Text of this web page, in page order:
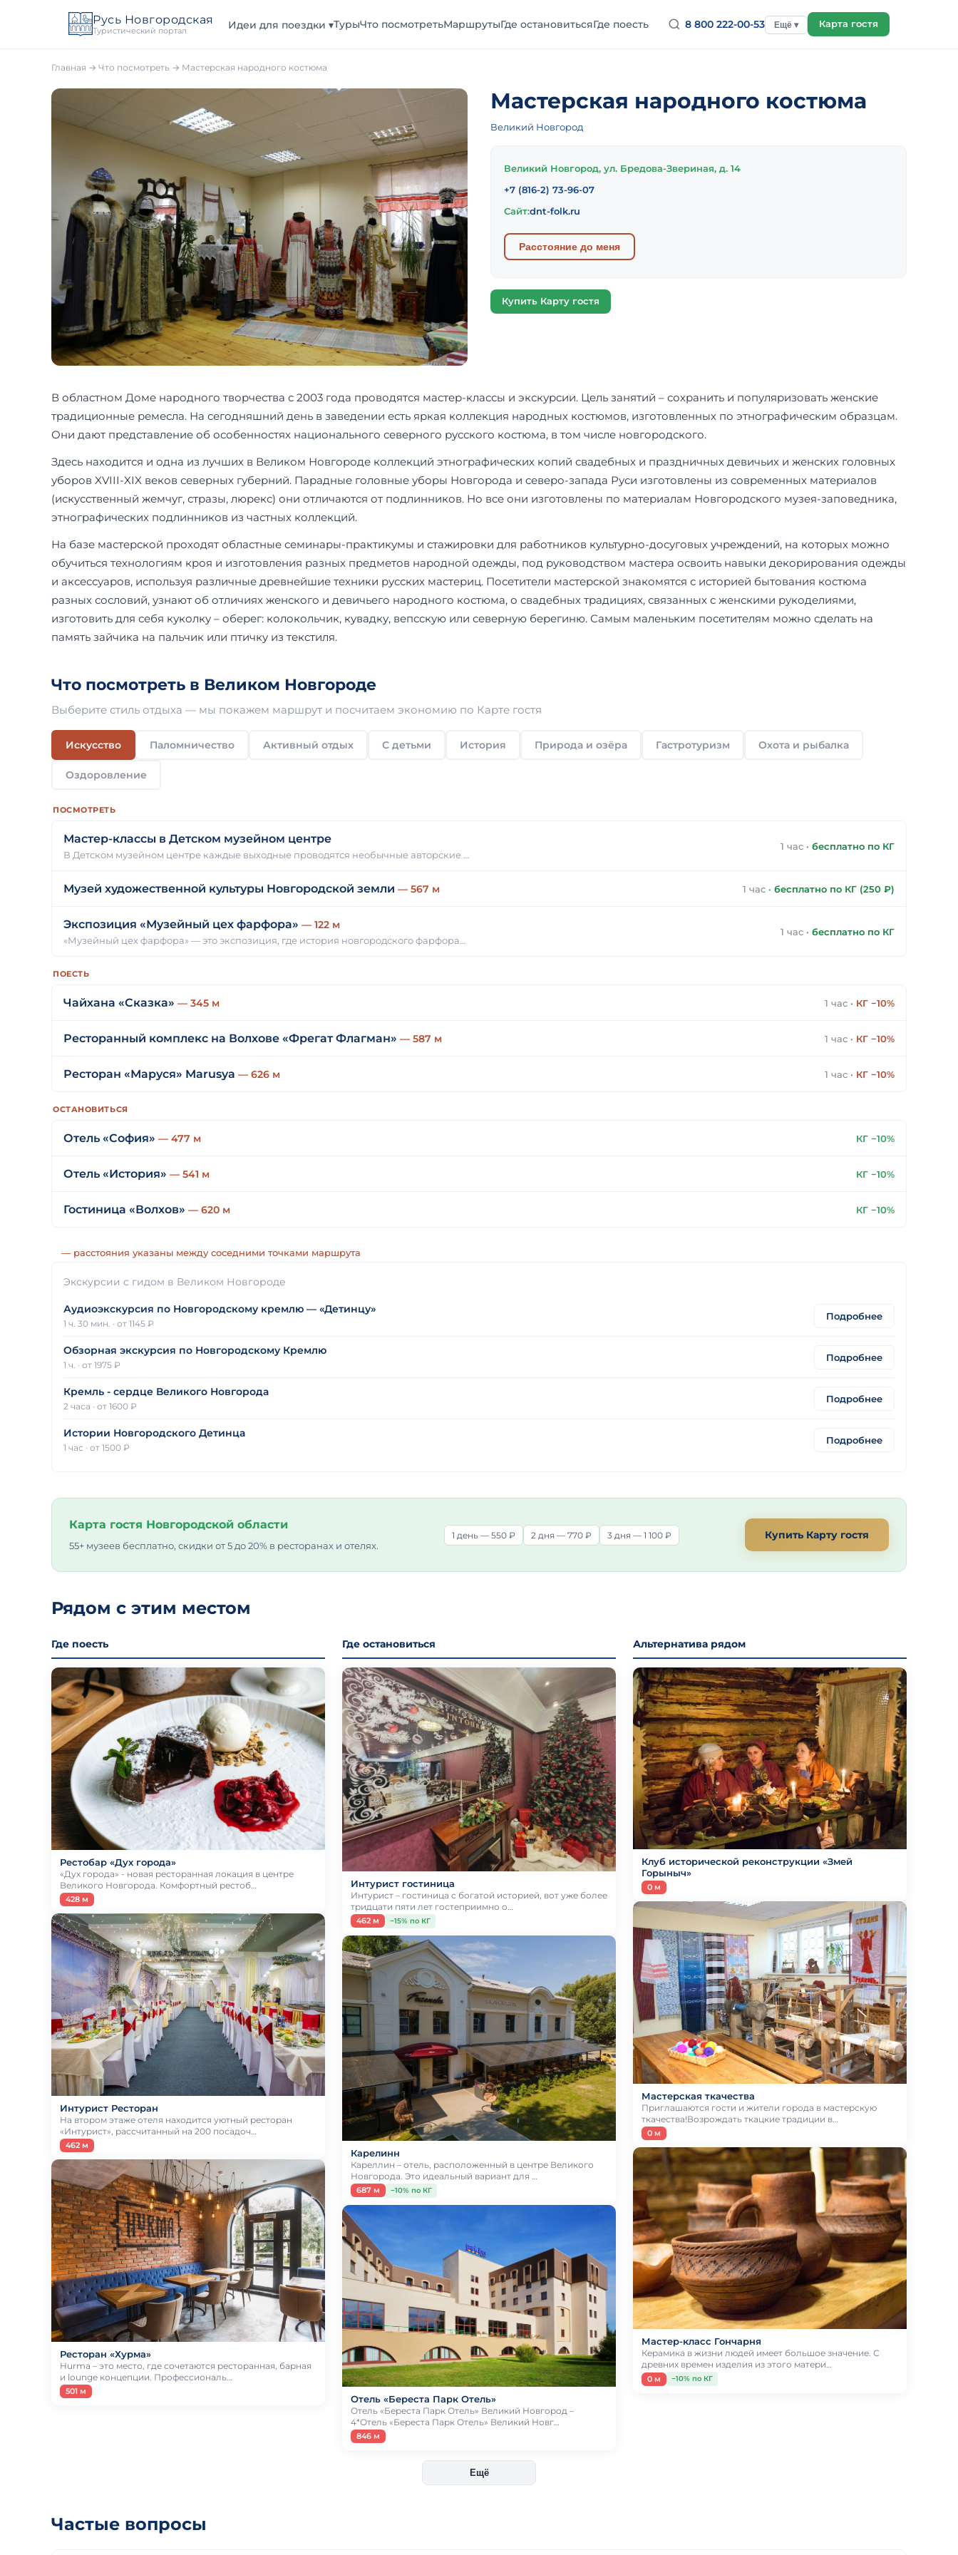
Русь Новгородская
Туристический портал
Идеи для поездки ▾ТурыЧто посмотретьМаршрутыГде остановитьсяГде поесть 8 800 222-00-53 Ещё ▾ Карта гостя
Главная → Что посмотреть → Мастерская народного костюма
Мастерская народного костюма
Великий Новгород
Великий Новгород, ул. Бредова-Звериная, д. 14
+7 (816-2) 73-96-07
Сайт:dnt-folk.ru
Расстояние до меня
Купить Карту гостя
В областном Доме народного творчества с 2003 года проводятся мастер-классы и экскурсии. Цель занятий – сохранить и популяризовать женские
традиционные ремесла. На сегодняшний день в заведении есть яркая коллекция народных костюмов, изготовленных по этнографическим образцам.
Они дают представление об особенностях национального северного русского костюма, в том числе новгородского.
Здесь находится и одна из лучших в Великом Новгороде коллекций этнографических копий свадебных и праздничных девичьих и женских головных
уборов XVIII-XIX веков северных губерний. Парадные головные уборы Новгорода и северо-запада Руси изготовлены из современных материалов
(искусственный жемчуг, стразы, люрекс) они отличаются от подлинников. Но все они изготовлены по материалам Новгородского музея-заповедника,
этнографических подлинников из частных коллекций.
На базе мастерской проходят областные семинары-практикумы и стажировки для работников культурно-досуговых учреждений, на которых можно
обучиться технологиям кроя и изготовления разных предметов народной одежды, под руководством мастера освоить навыки декорирования одежды
и аксессуаров, используя различные древнейшие техники русских мастериц. Посетители мастерской знакомятся с историей бытования костюма
разных сословий, узнают об отличиях женского и девичьего народного костюма, о свадебных традициях, связанных с женскими рукоделиями,
изготовить для себя куколку – оберег: колокольчик, кувадку, вепсскую или северную берегиню. Самым маленьким посетителям можно сделать на
память зайчика на пальчик или птичку из текстиля.
Что посмотреть в Великом Новгороде
Выберите стиль отдыха — мы покажем маршрут и посчитаем экономию по Карте гостя
Искусство Паломничество Активный отдых С детьми История Природа и озёра Гастротуризм Охота и рыбалка
Оздоровление
ПОСМОТРЕТЬ
Мастер-классы в Детском музейном центре
В Детском музейном центре каждые выходные проводятся необычные авторские …
1 час · бесплатно по КГ
Музей художественной культуры Новгородской земли — 567 м 1 час · бесплатно по КГ (250 ₽)
Экспозиция «Музейный цех фарфора» — 122 м
«Музейный цех фарфора» — это экспозиция, где история новгородского фарфора…
1 час · бесплатно по КГ
ПОЕСТЬ
Чайхана «Сказка» — 345 м 1 час · КГ −10%
Ресторанный комплекс на Волхове «Фрегат Флагман» — 587 м 1 час · КГ −10%
Ресторан «Маруся» Marusya — 626 м 1 час · КГ −10%
ОСТАНОВИТЬСЯ
Отель «София» — 477 м КГ −10%
Отель «История» — 541 м КГ −10%
Гостиница «Волхов» — 620 м КГ −10%
— расстояния указаны между соседними точками маршрута
Экскурсии с гидом в Великом Новгороде
Аудиоэкскурсия по Новгородскому кремлю — «Детинцу»
1 ч. 30 мин. · от 1145 ₽
Подробнее
Обзорная экскурсия по Новгородскому Кремлю
1 ч. · от 1975 ₽
Подробнее
Кремль - сердце Великого Новгорода
2 часа · от 1600 ₽
Подробнее
Истории Новгородского Детинца
1 час · от 1500 ₽
Подробнее
Карта гостя Новгородской области
55+ музеев бесплатно, скидки от 5 до 20% в ресторанах и отелях.
1 день — 550 ₽ 2 дня — 770 ₽ 3 дня — 1 100 ₽ Купить Карту гостя
Рядом с этим местом
Где поесть
Рестобар «Дух города»
«Дух города» - новая ресторанная локация в центре
Великого Новгорода. Комфортный рестоб…
428 м
Интурист Ресторан
На втором этаже отеля находится уютный ресторан
«Интурист», рассчитанный на 200 посадоч…
462 м
Ресторан «Хурма»
Hurma – это место, где сочетаются ресторанная, барная
и lounge концепции. Профессиональ…
501 м
Где остановиться
Интурист гостиница
Интурист – гостиница с богатой историей, вот уже более
тридцати пяти лет гостеприимно о…
462 м −15% по КГ
Карелинн
Кареллин – отель, расположенный в центре Великого
Новгорода. Это идеальный вариант для …
687 м −10% по КГ
Отель «Береста Парк Отель»
Отель «Береста Парк Отель» Великий Новгород –
4*Отель «Береста Парк Отель» Великий Новг…
846 м
Альтернатива рядом
Клуб исторической реконструкции «Змей
Горыныч»
0 м
Мастерская ткачества
Приглашаются гости и жители города в мастерскую
ткачества!Возрождать ткацкие традиции в…
0 м
Мастер-класс Гончарня
Керамика в жизни людей имеет большое значение. С
древних времен изделия из этого матери…
0 м −10% по КГ
Ещё
Частые вопросы